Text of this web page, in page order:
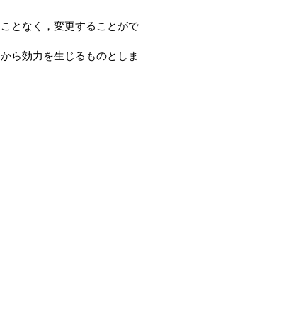
となく，変更することがで
ら効力を生じるものとしま